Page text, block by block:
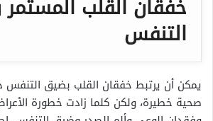
خفقان القلب
التنفس
يمكن أن يرتبط خفقان القلب بضيق التنفس
صحية خطيرة، ولكن كلما زادت خطورة